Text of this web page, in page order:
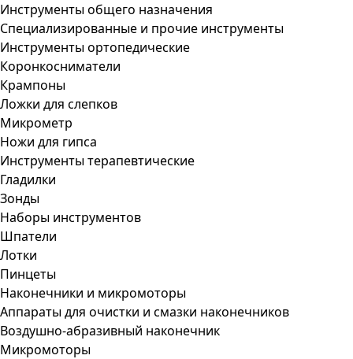
Инструменты общего назначения
Специализированные и прочие инструменты
Инструменты ортопедические
Коронкосниматели
Крампоны
Ложки для слепков
Микрометр
Ножи для гипса
Инструменты терапевтические
Гладилки
Зонды
Наборы инструментов
Шпатели
Лотки
Пинцеты
Наконечники и микромоторы
Аппараты для очистки и смазки наконечников
Воздушно-абразивный наконечник
Микромоторы